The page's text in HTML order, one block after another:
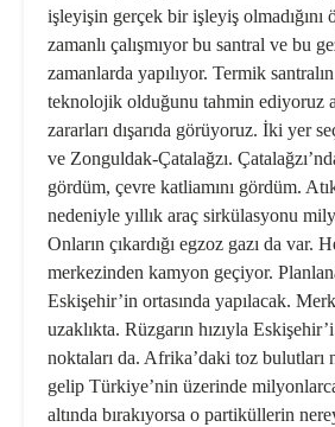
işleyişin gerçek bir işleyiş olmadığını
zamanlı çalışmıyor bu santral ve bu
zamanlarda yapılıyor. Termik
teknolojik olduğunu tahmin ediyoruz
zararları dı­şarıda görüyoruz. İki yer
ve Zonguldak-Ça­talağzı.
gördüm, çevre katliamını gördüm.
nedeniyle yıllık araç sirkülasyonu
Onların çıkar­dığı egzoz gazı da var.
merkezinden kamyon geçiyor.
Eskişehir’in ortasında yapılacak.
uzaklıkta. Rüzgarın hızıyla
noktaları da. Afrika’da­ki toz bulutları
gelip Türkiye’nin üzerinde
altında bırakıyor­sa o partiküllerin